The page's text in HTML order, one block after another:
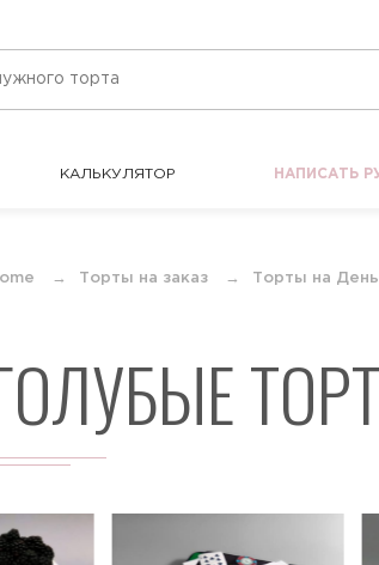
КАЛЬКУЛЯТОР НАПИСАТЬ
Торты на заказ Торты на